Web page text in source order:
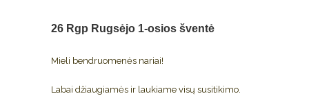
26 Rgp Rugsėjo 1-osios šventė
Mieli bendruomenės nariai!
Labai džiaugiamės ir laukiame visų susitikimo.